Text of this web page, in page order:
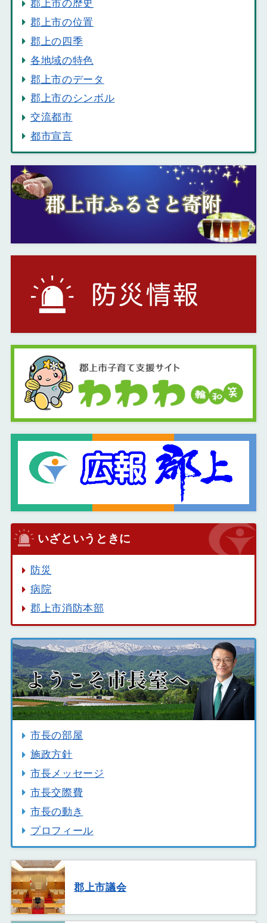
郡上市の歴史
郡上市の位置
郡上の四季
各地域の特色
郡上市のデータ
郡上市のシンボル
交流都市
都市宣言
いざというときに
防災
病院
郡上市消防本部
市長の部屋
施政方針
市長メッセージ
市長交際費
市長の動き
プロフィール
郡上市議会